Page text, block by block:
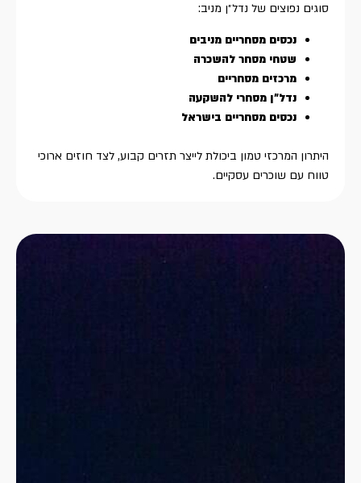
סוגים נפוצים של נדל״ן מניב:
נכסים מסחריים מניבים
שטחי מסחר להשכרה
מרכזים מסחריים
נדל״ן מסחרי להשקעה
נכסים מסחריים בישראל
היתרון המרכזי טמון ביכולת לייצר תזרים קבוע, לצד חוזים ארוכי
טווח עם שוכרים עסקיים.